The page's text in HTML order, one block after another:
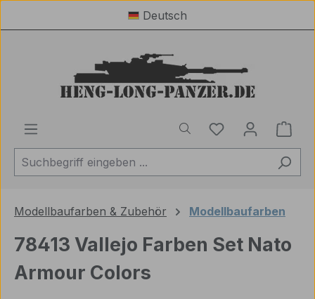
Zum Hauptinhalt springenDeutsch
Du hast 0
Modellbaufarben & Zubehör Modellbaufarben
78413 Vallejo Farben Set Nato
Armour Colors